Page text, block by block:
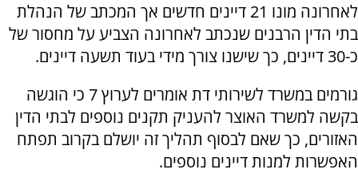
לאחרונה מונו 21 דיינים חדשים אך המכתב של הנהלת
בתי הדין הרבנים שנכתב לאחרונה הצביע על מחסור של
כ-30 דיינים, כך שישנו צורך מידי בעוד תשעה דיינים.
גורמים במשרד לשירותי דת אומרים לערוץ 7 כי הוגשה
בקשה למשרד האוצר להעניק תקנים נוספים לבתי הדין
האזורים, כך שאם לבסוף תהליך זה יושלם בקרוב תפתח
האפשרות למנות דיינים נוספים.